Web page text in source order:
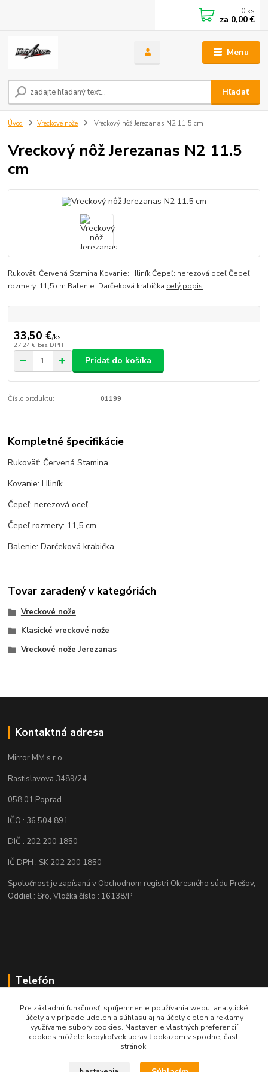
Menu
Hľadať
0 ks
za 0,00 €
Úvod Vreckové nože Vreckový nôž Jerezanas N2 11.5 cm
Vreckový nôž Jerezanas N2 11.5
cm
Rukoväť: Červená Stamina Kovanie: Hliník Čepeľ: nerezová oceľ Čepeľ
rozmery: 11,5 cm Balenie: Darčeková krabička celý popis
33,50 €/ks
27,24 € bez DPH
Pridať do košíka
Číslo produktu: 01199
Kompletné špecifikácie
Rukoväť: Červená Stamina
Kovanie: Hliník
Čepeľ: nerezová oceľ
Čepeľ rozmery: 11,5 cm
Balenie: Darčeková krabička
Tovar zaradený v kategóriách
Vreckové nože
Klasické vreckové nože
Vreckové nože Jerezanas
Kontaktná adresa
Mirror MM s.r.o.
Rastislavova 3489/24
058 01 Poprad
IČO : 36 504 891
DIČ : 202 200 1850
IČ DPH : SK 202 200 1850
Spoločnosť je zapísaná v Obchodnom registri Okresného súdu Prešov,
Oddiel : Sro, Vložka číslo : 16138/P
Telefón
+421 905 622 625
obchod@nozeplus.sk
Pre základnú funkčnosť, spríjemnenie používania webu, analytické
účely a v prípade udelenia súhlasu aj na účely cielenia reklamy
využívame súbory cookies. Nastavenie vlastných preferencií
cookies môžete kedykoľvek upraviť odkazom v spodnej časti
stránok.